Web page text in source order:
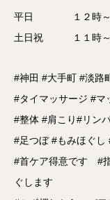
平日 １２時～
土日祝 １１時～
#神田 #大手町 #淡路
#タイマッサージ #マ
#整体 #肩こり#リン
#足つぼ #もみほぐし
#首ケア得意です #
ぐします